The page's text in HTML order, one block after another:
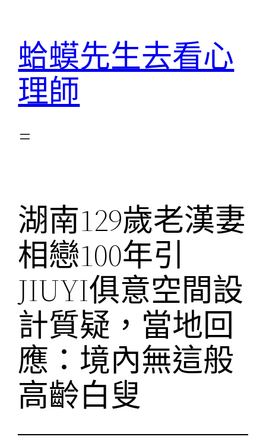
蛤蟆先生去看心
理師
湖南129歲老漢妻
相戀100年引
JIUYI俱意空間設
計質疑，當地回
應：境內無這般
高齡白叟